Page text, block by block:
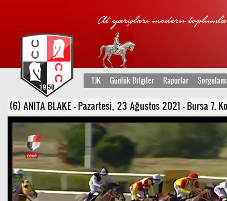
TJK Günlük Bilgiler Raporlar
(6) ANITA BLAKE - Pazartesi, 23 Ağustos 2021 - Bursa 7.